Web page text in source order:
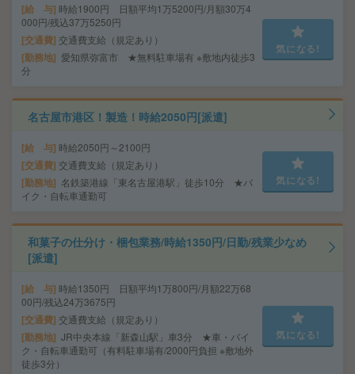
給 与 時給1900円 日額平均1万5200円/月額30万4
000円/残込37万5250円
交通費 交通費支給（規定あり）
勤務地 愛知県弥富市 ★無料駐車場有 ※敷地内徒歩3
分
気になる!
名古屋市港区！製造！時給2050円[派遣]
給 与 時給2050円～2100円
交通費 交通費支給（規定あり）
勤務地 名鉄築港線「東名古屋港駅」徒歩10分 ★バ
イク・自転車通勤可
気になる!
和菓子の仕分け・梱包業務/時給1350円/日勤/残業少なめ
[派遣]
給 与 時給1350円 日額平均1万800円/月額22万68
00円/残込24万3675円
交通費 交通費支給（規定あり）
勤務地 JR中央本線「新森山駅」車3分 ★車・バイ
ク・自転車通勤可（有料駐車場有/2000円負担 ※敷地外
徒歩3分）
気になる!